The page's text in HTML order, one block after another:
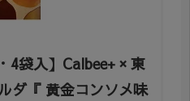
4袋入】Calbee+ × 東
ダ『 黄金コンソメ味